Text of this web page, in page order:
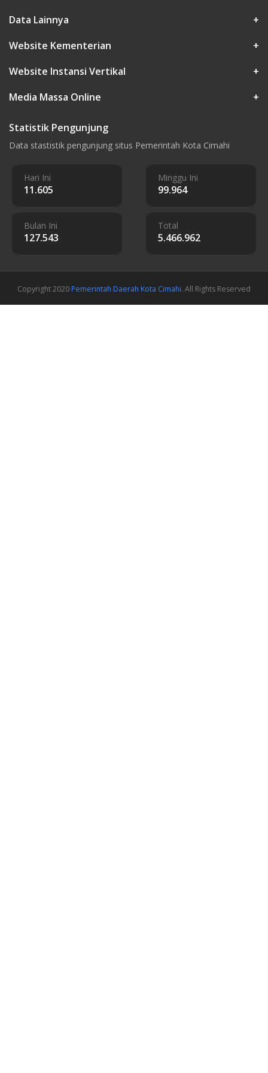
Data Lainnya
+
Website Kementerian
+
Website Instansi Vertikal
+
Media Massa Online
+
Statistik Pengunjung
Data stastistik pengunjung situs Pemerintah Kota Cimahi
Hari Ini
11.605
Minggu Ini
99.964
Bulan Ini
127.543
Total
5.466.962
Copyright 2020 Pemerintah Daerah Kota Cimahi. All Rights Reserved